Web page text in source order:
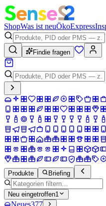
ShopWas ist neuÖkoExpress
Findie fragen
Produkte Briefing
Neu eingetroffen1
Neues377